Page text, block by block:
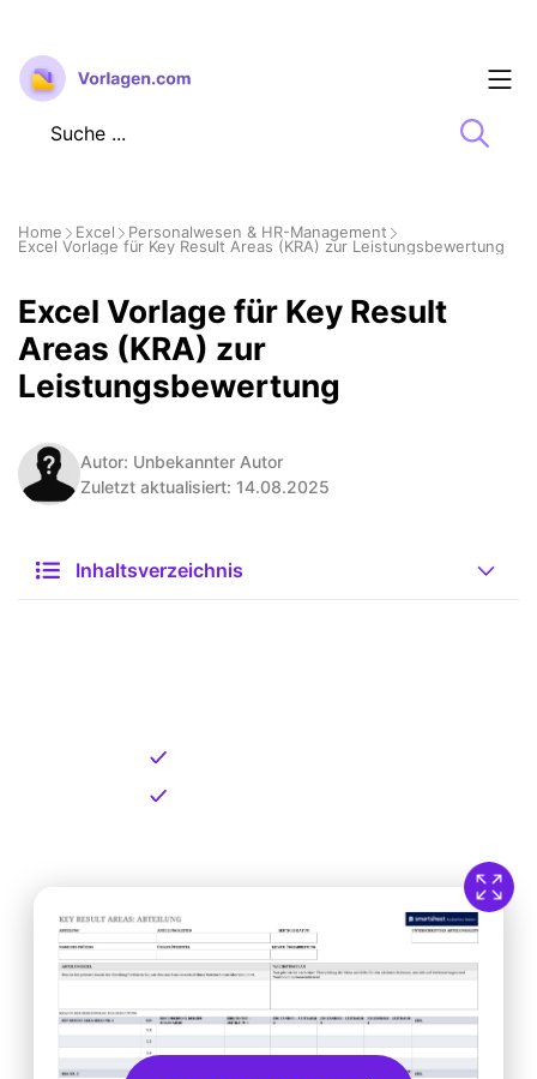
Zum
Inhalt
springen
Home Excel
Personalwesen & HR-Management
Excel Vorlage für Key Result Areas (KRA) zur Leistungsbewertung
Excel Vorlage für Key Result
Areas (KRA) zur
Leistungsbewertung
Autor: Unbekannter Autor
Zuletzt aktualisiert: 14.08.2025
Inhaltsverzeichnis